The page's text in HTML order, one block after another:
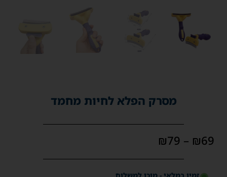
מסרק הפלא לחיות מחמד
₪69
–
₪79